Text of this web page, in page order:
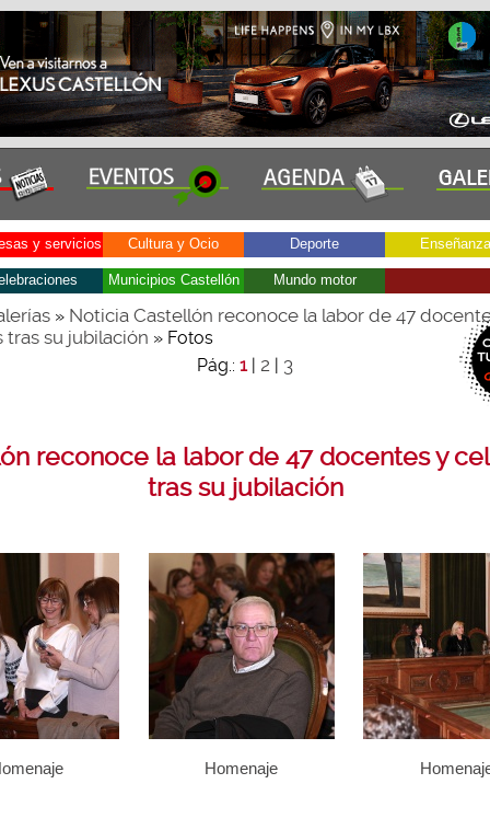
y servicios Cultura y Ocio Deporte Enseñanza
Municipios Castellón Mundo motor
» Noticia Castellón reconoce la labor de 47
tras su jubilación » Fotos
Pág.: 1| 2 | 3
reconoce la labor de 47 docentes y
tras su jubilación
Homenaje